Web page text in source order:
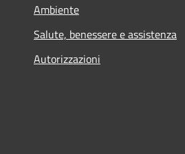
Ambiente
Salute, benessere e assistenza
Autorizzazioni